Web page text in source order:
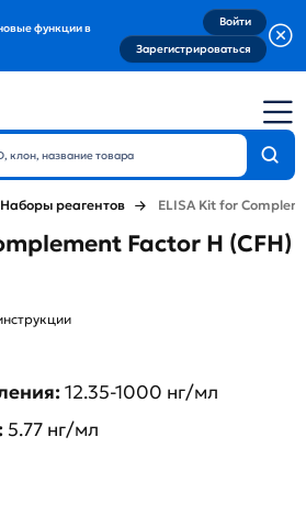
функции в
Войти
Зарегистрироваться
Наборы реагентов ELISA Kit for
Factor H (CFH)
12.35-1000 нг/мл
5.77 нг/мл